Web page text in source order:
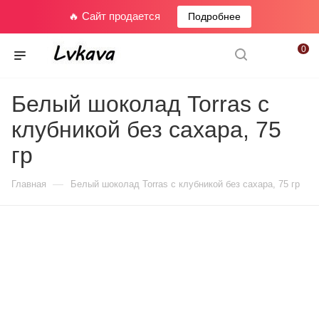
🔥 Сайт продается Подробнее
0
Белый шоколад Torras с
клубникой без сахара, 75
гр
Главная — Белый шоколад Torras с клубникой без сахара, 75 гр